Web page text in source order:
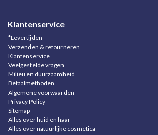
Klantenservice
*Levertijden
Verzenden & retourneren
Klantenservice
Veelgestelde vragen
Milieu en duurzaamheid
Betaalmethoden
Algemene voorwaarden
Privacy Policy
Sitemap
Alles over huid en haar
Alles over natuurlijke cosmetica